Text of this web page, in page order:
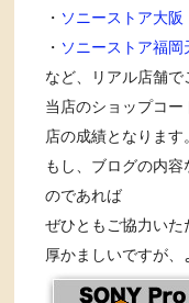
・ ソニーストア大阪
・ ソニーストア福岡
など、リアル店舗
当店のショップコ
店の成績となります。
もし、ブログの内
のであれば
ぜひともご協力い
厚かましいですが、